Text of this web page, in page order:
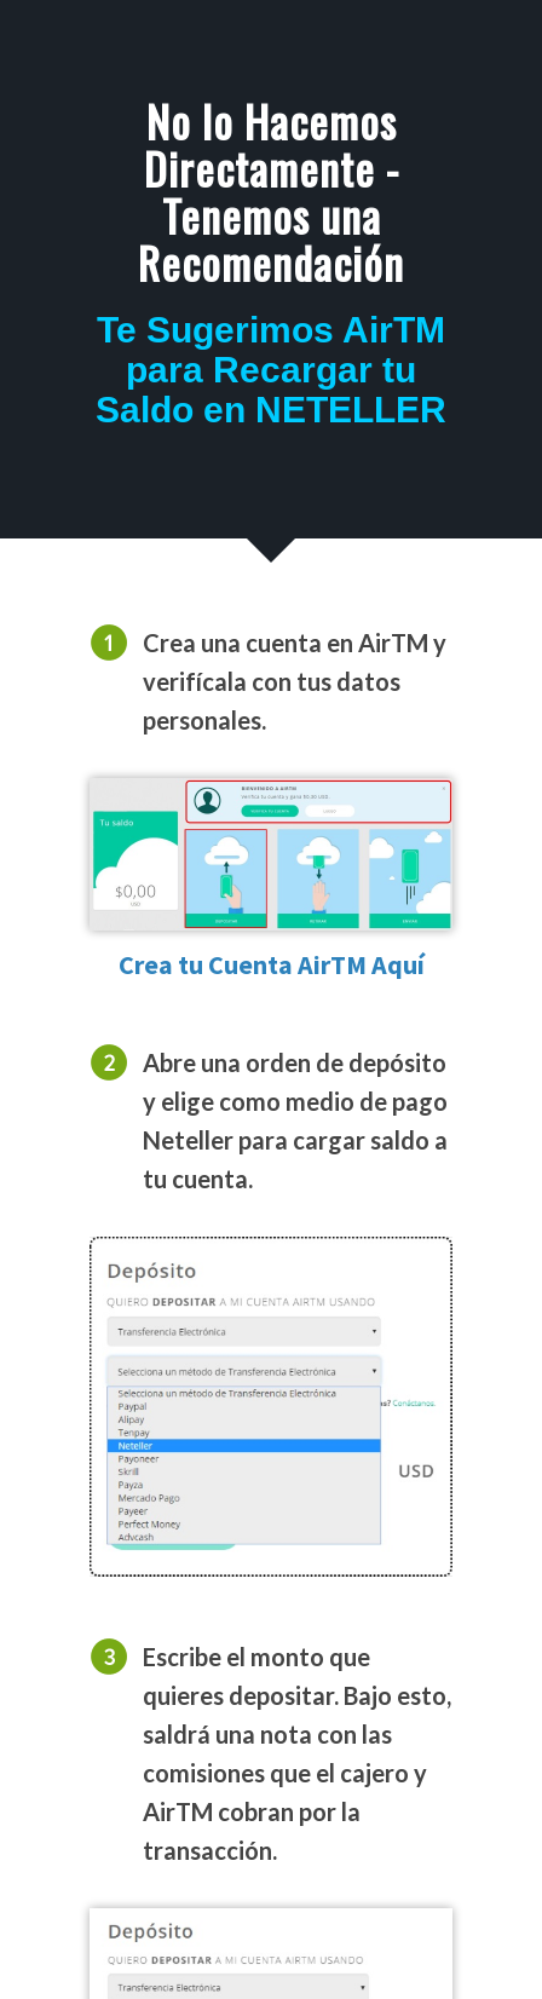
No lo Hacemos
Directamente -
Tenemos una
Recomendación
Te Sugerimos AirTM
para Recargar tu
Saldo en NETELLER
Crea una cuenta en AirTM y
verifícala con tus datos
personales.
Crea tu Cuenta AirTM Aquí
Abre una orden de depósito
y elige como medio de pago
Neteller para cargar saldo a
tu cuenta.
Escribe el monto que
quieres depositar. Bajo esto,
saldrá una nota con las
comisiones que el cajero y
AirTM cobran por la
transacción.